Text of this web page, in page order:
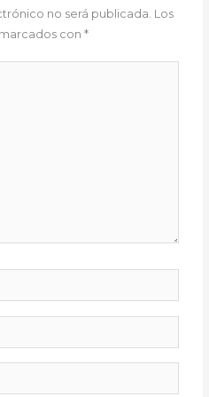
no será publicada. Los
con*